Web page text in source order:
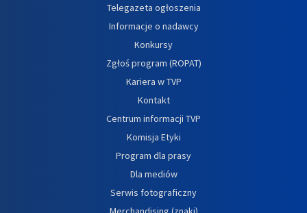
Telegazeta ogłoszenia
Informacje o nadawcy
Konkursy
Zgłoś program (ROPAT)
Kariera w TVP
Kontakt
Centrum informacji TVP
Komisja Etyki
Program dla prasy
Dla mediów
Serwis fotograficzny